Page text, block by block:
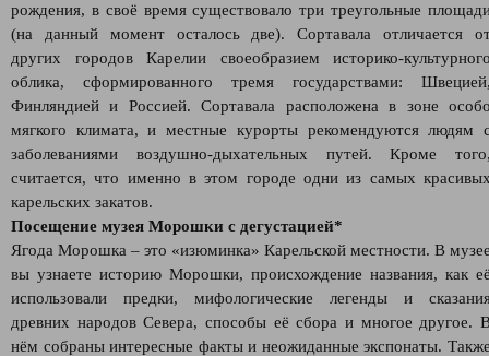
рождения, в своё время существовало три треугольные
(на данный момент осталось две). Сортавала отличается
других городов Карелии своеобразием историко-
облика, сформированного тремя государствами:
Финляндией и Россией. Сортавала расположена в зоне
мягкого климата, и местные курорты рекомендуются людям
заболеваниями воздушно-дыхательных путей. Кроме
считается, что именно в этом городе одни из самых
карельских закатов.
Посещение музея Морошки с дегустацией*
Ягода Морошка – это «изюминка» Карельской местности. В
вы узнаете историю Морошки, происхождение названия, как
использовали предки, мифологические легенды и
древних народов Севера, способы её сбора и многое другое.
нём собраны интересные факты и неожиданные экспонаты.